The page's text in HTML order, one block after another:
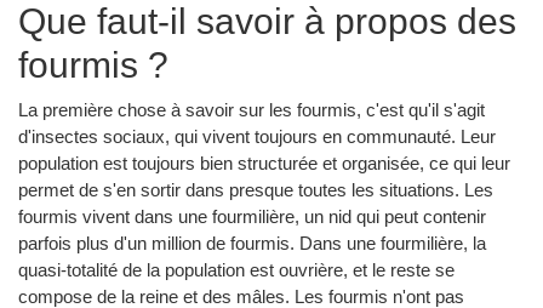
Que faut-il savoir à propos des
fourmis ?
La première chose à savoir sur les fourmis, c'est qu'il s'agit
d'insectes sociaux, qui vivent toujours en communauté. Leur
population est toujours bien structurée et organisée, ce qui leur
permet de s'en sortir dans presque toutes les situations. Les
fourmis vivent dans une fourmilière, un nid qui peut contenir
parfois plus d'un million de fourmis. Dans une fourmilière, la
quasi-totalité de la population est ouvrière, et le reste se
compose de la reine et des mâles. Les fourmis n'ont pas